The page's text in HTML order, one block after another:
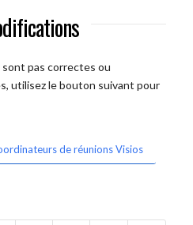
pas correctes ou
utilisez le bouton suivant pour
de réunions Visios